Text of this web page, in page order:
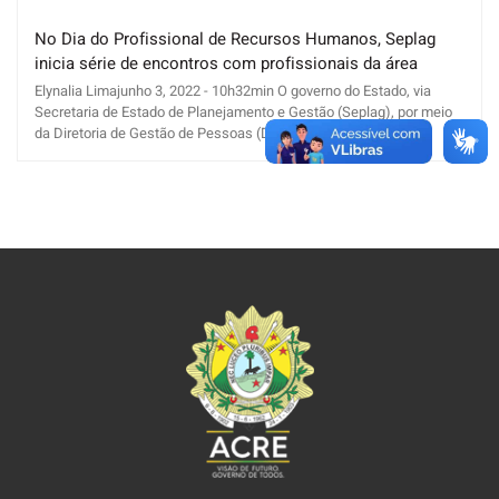
No Dia do Profissional de Recursos Humanos, Seplag
inicia série de encontros com profissionais da área
Elynalia Limajunho 3, 2022 - 10h32min O governo do Estado, via
Secretaria de Estado de Planejamento e Gestão (Seplag), por meio
da Diretoria de Gestão de Pessoas (Dirgep), iniciou nesta [...]